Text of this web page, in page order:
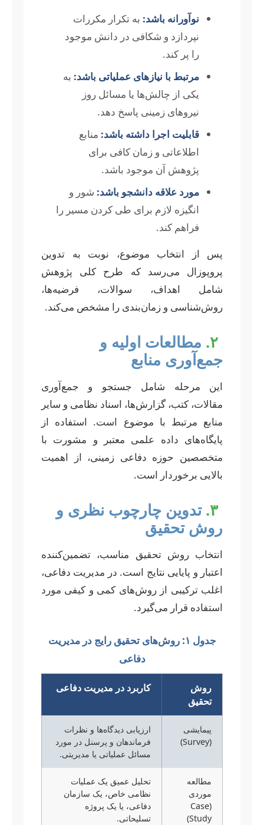
نوآورانه باشد: به تکرار مکررات
نپردازد و شکافی در دانش موجود
را پر کند.
مرتبط با نیازهای عملیاتی باشد: به
یکی از چالش‌ها یا مسائل روز
نیروهای زمینی پاسخ دهد.
قابلیت اجرا داشته باشد: منابع
اطلاعاتی و زمان کافی برای
پژوهش آن موجود باشد.
مورد علاقه دانشجو باشد: شور و
انگیزه لازم برای طی کردن مسیر را
فراهم کند.
پس از انتخاب موضوع، نوبت به تدوین
پروپوزال می‌رسد که طرح کلی پژوهش
شامل اهداف، سوالات، فرضیه‌ها،
روش‌شناسی و زمان‌بندی را مشخص می‌کند.
۲. مطالعات اولیه و
جمع‌آوری منابع
این مرحله شامل جستجو و جمع‌آوری
مقالات، کتب، گزارش‌ها، اسناد نظامی و سایر
منابع مرتبط با موضوع است. استفاده از
پایگاه‌های داده علمی معتبر و مشورت با
متخصصین حوزه دفاعی زمینی، از اهمیت
بالایی برخوردار است.
۳. تدوین چارچوب نظری و
روش تحقیق
انتخاب روش تحقیق مناسب، تضمین‌کننده
اعتبار و پایایی نتایج است. در مدیریت دفاعی،
اغلب ترکیبی از روش‌های کمی و کیفی مورد
استفاده قرار می‌گیرد.
جدول ۱: روش‌های تحقیق رایج در مدیریت
دفاعی
روش
تحقیق
کاربرد در مدیریت دفاعی
پیمایشی
(Survey)
ارزیابی دیدگاه‌ها و نظرات
فرماندهان و پرسنل در مورد
مسائل عملیاتی یا مدیریتی.
مطالعه
موردی
(Case
Study)
تحلیل عمیق یک عملیات
نظامی خاص، یک سازمان
دفاعی، یا یک پروژه
تسلیحاتی.